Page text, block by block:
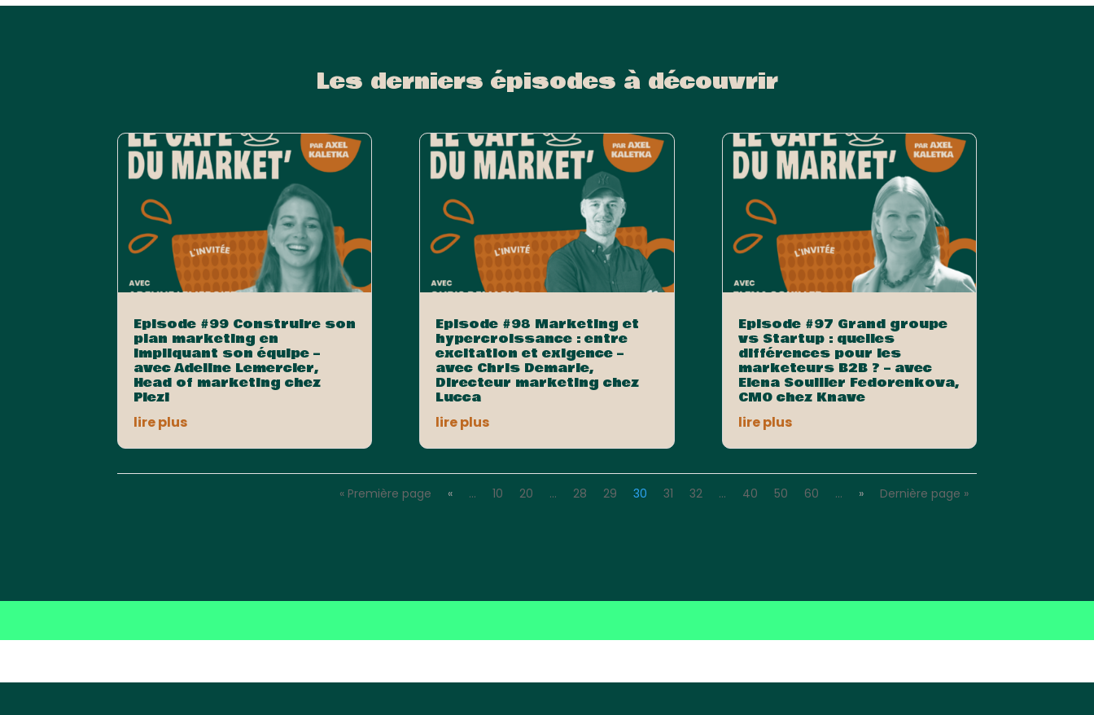
Les derniers épisodes à découvrir
Episode #99 Construire son
plan marketing en
impliquant son équipe –
avec Adeline Lemercier,
Head of marketing chez
Plezi
lire plus
Episode #98 Marketing et
hypercroissance : entre
excitation et exigence –
avec Chris Demarle,
Directeur marketing chez
Lucca
lire plus
Episode #97 Grand groupe
vs Startup : quelles
différences pour les
marketeurs B2B ? – avec
Elena Souiller Fedorenkova,
CMO chez Knave
lire plus
« Première page « … 10 20 … 28 29 30 31 32 … 40 50 60 … » Dernière page »